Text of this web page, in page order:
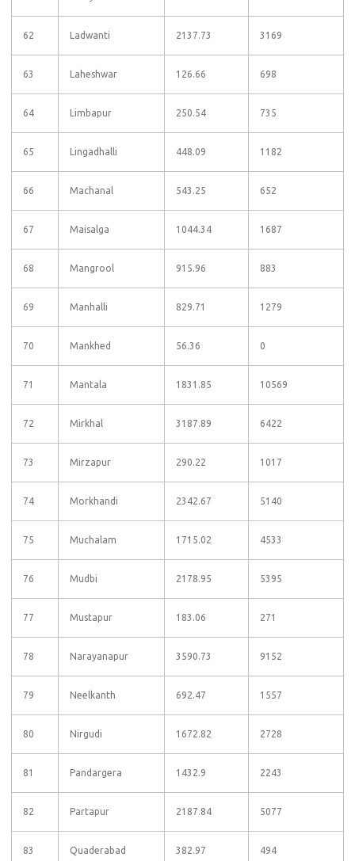
62 Ladwanti 2137.73 3169
63 Laheshwar 126.66 698
64 Limbapur 250.54 735
65 Lingadhalli 448.09 1182
66 Machanal 543.25 652
67 Maisalga 1044.34 1687
68 Mangrool 915.96 883
69 Manhalli 829.71 1279
70 Mankhed 56.36 0
71 Mantala 1831.85 10569
72 Mirkhal 3187.89 6422
73 Mirzapur 290.22 1017
74 Morkhandi 2342.67 5140
75 Muchalam 1715.02 4533
76 Mudbi 2178.95 5395
77 Mustapur 183.06 271
78 Narayanapur 3590.73 9152
79 Neelkanth 692.47 1557
80 Nirgudi 1672.82 2728
81 Pandargera 1432.9 2243
82 Partapur 2187.84 5077
83 Quaderabad 382.97 494